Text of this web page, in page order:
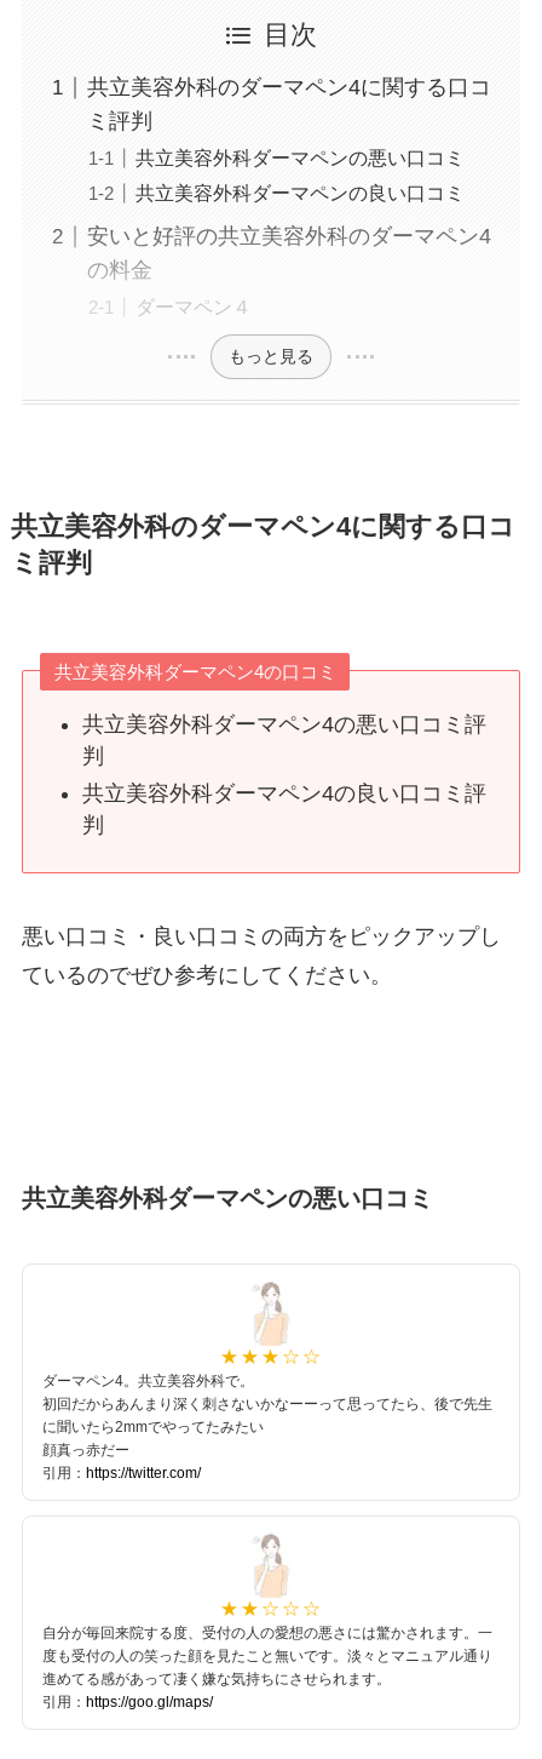
目次
共立美容外科のダーマペン4に関する口コ
ミ評判
共立美容外科ダーマペンの悪い口コミ
共立美容外科ダーマペンの良い口コミ
安いと好評の共立美容外科のダーマペン4
の料金
ダーマペン４
もっと見る
共立美容外科のダーマペン4に関する口コ
ミ評判
共立美容外科ダーマペン4の口コミ
共立美容外科ダーマペン4の悪い口コミ評
判
共立美容外科ダーマペン4の良い口コミ評
判
悪い口コミ・良い口コミの両方をピックアップし
ているのでぜひ参考にしてください。
共立美容外科ダーマペンの悪い口コミ
ダーマペン4。共立美容外科で。
初回だからあんまり深く刺さないかなーーって思ってたら、後で先生
に聞いたら2mmでやってたみたい
顔真っ赤だー
引用： https://twitter.com/
自分が毎回来院する度、受付の人の愛想の悪さには驚かされます。一
度も受付の人の笑った顔を見たこと無いです。淡々とマニュアル通り
進めてる感があって凄く嫌な気持ちにさせられます。
引用： https://goo.gl/maps/